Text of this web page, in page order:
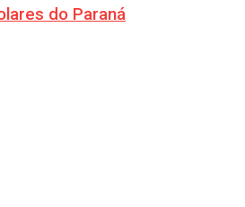
do Paraná